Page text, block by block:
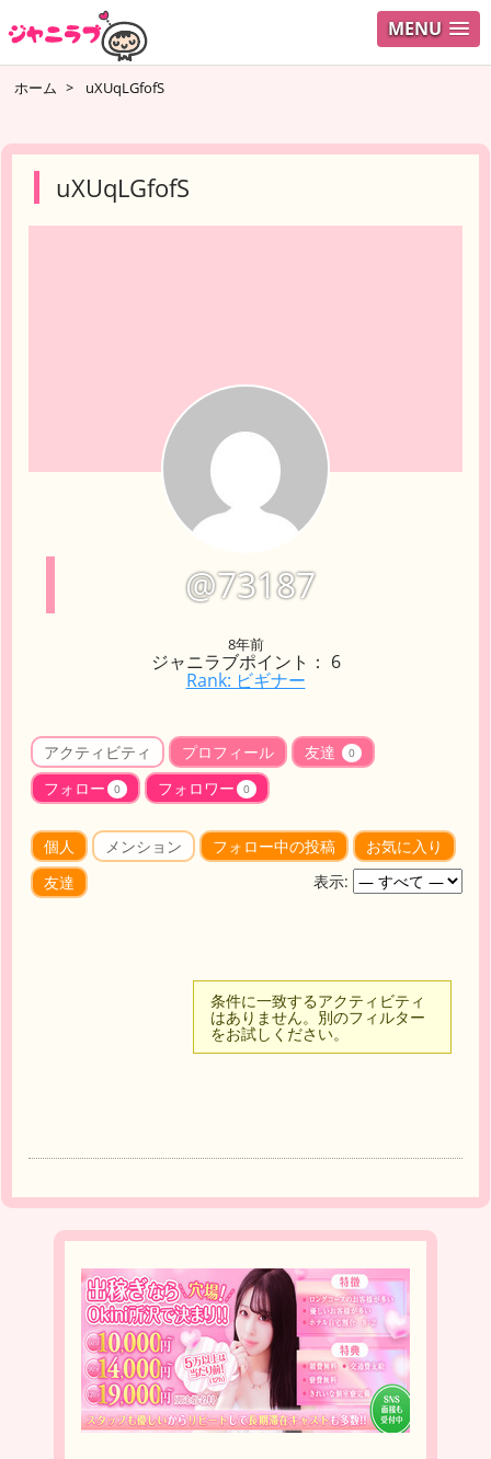
MENU ログイ
ホーム > uXUqLGfofS
uXUqLGfofS
@73187
8年前
ジャニラブポイント： 6
Rank: ビギナー
アクティビティ プロフィール 友達 0
フォロー 0 フォロワー 0
個人 メンション フォロー中の投稿
お気に入り
友達
表示:
条件に一致するアクティビティ
はありません。別のフィルター
をお試しください。